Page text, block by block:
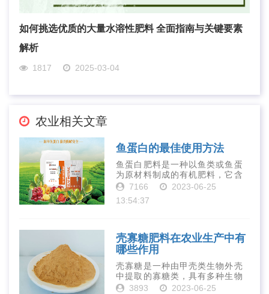
如何挑选优质的大量水溶性肥料 全面指南与关键要素
解析
1817 2025-03-04
农业相关文章
鱼蛋白的最佳使用方法
鱼蛋白肥料是一种以鱼类或鱼蛋
为原材料制成的有机肥料，它含
有丰富的营养物质，如氮、磷、
钾、钙、镁等元素以及多种微量
元素和植物生长因子。这些营养
7166
2023-06-25
13:54:37
壳寡糖肥料在农业生产中有
哪些作用
壳寡糖是一种由甲壳类生物外壳
中提取的寡糖类，具有多种生物
活性和营养价值。在农业生产
3893
2023-06-25